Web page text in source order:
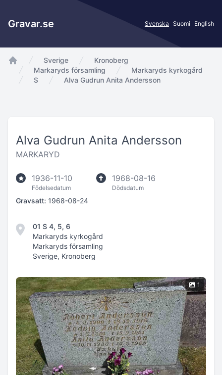
Gravar.se Svenska Suomi English
app.Start
Sverige
Kronoberg
Markaryds församling
Markaryds kyrkogård
S
Alva Gudrun Anita Andersson
Alva Gudrun Anita Andersson
MARKARYD
1936-11-10
Födelsedatum
1968-08-16
Dödsdatum
Gravsatt: 1968-08-24
01 S 4, 5, 6
Markaryds kyrkogård
Markaryds församling
Sverige, Kronoberg
1